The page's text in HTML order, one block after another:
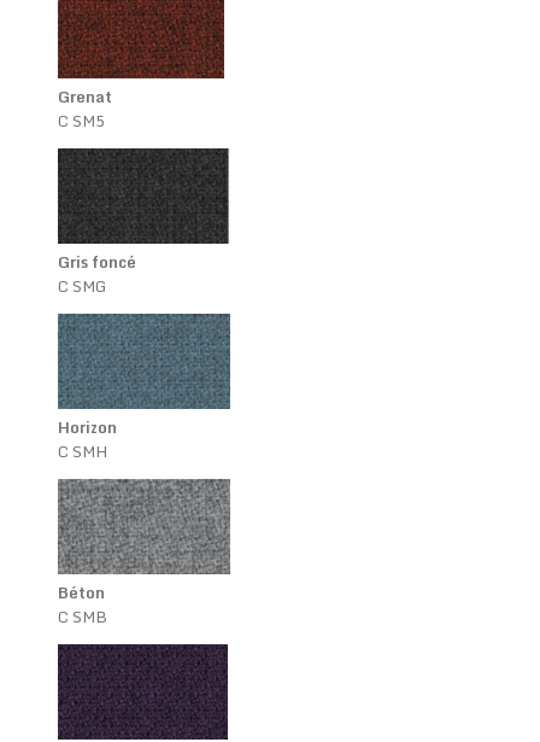
Grenat
C SM5
Gris foncé
C SMG
Horizon
C SMH
Béton
C SMB